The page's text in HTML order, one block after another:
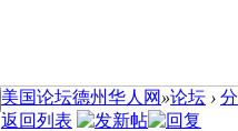
美国论坛德州华人网 »论坛 ›
返回列表